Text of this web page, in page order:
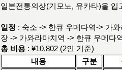
일본전통의상(기모노, 유카타)을
일정 : 숙소 -> 한큐 우메다역-> 가
장 -> 가와라마치역 -> 한큐 우메다
총 비용 : ¥10,802 (2인 기준)
내용
구분